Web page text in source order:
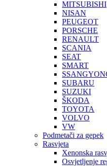
MITSUBISHI
NISAN
PEUGEOT
PORSCHE
RENAULT
SCANIA
SEAT
SMART
SUBARU
SUZUKI
ŠKODA
TOYOTA
VOLVO
VW
Podmetači za gepek
Rasvjeta
Xenonska
Osvjetljenje